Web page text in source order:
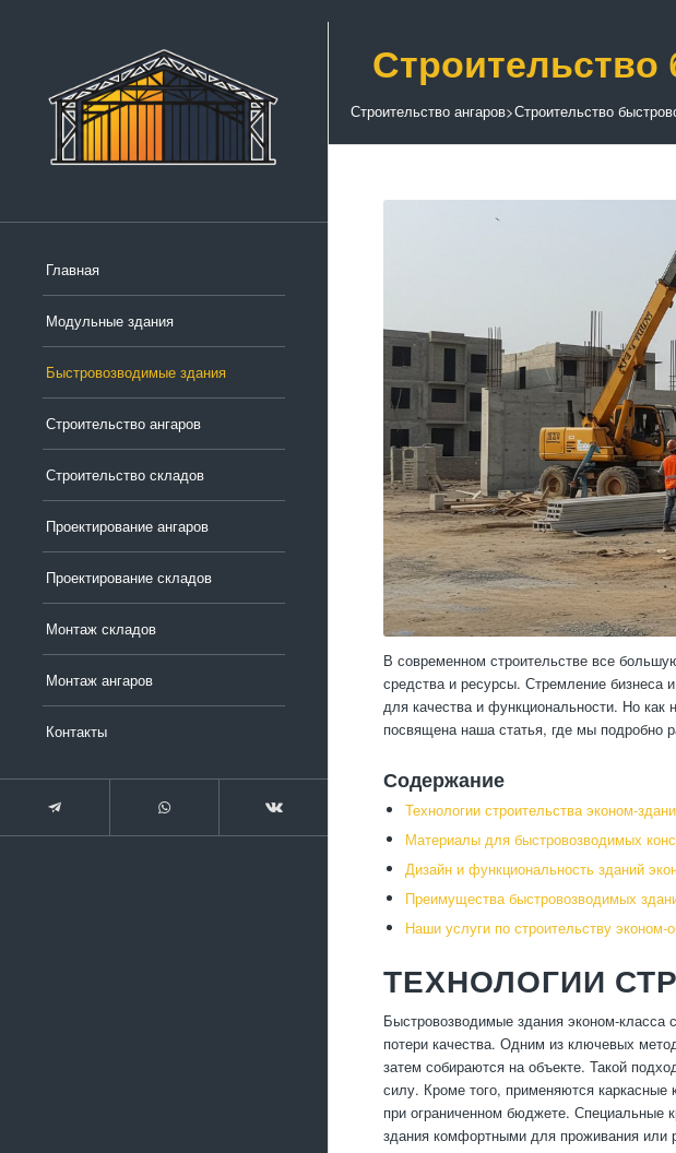
Главная
Модульные здания
Быстровозводимые здания
Строительство ангаров
Строительство складов
Проектирование ангаров
Проектирование складов
Монтаж складов
Монтаж ангаров
Контакты
Строительство ангаров>Строительство
В современном строительстве все
средства и ресурсы. Стремление бизнеса
для качества и функциональности. Но
посвящена наша статья, где мы подробно
Содержание
Технологии строительства эконом-
Материалы для быстровозводимых
Дизайн и функциональность зданий
Преимущества быстровозводимых
Наши услуги по строительству эконом-
ТЕХНОЛОГИИ
Быстровозводимые здания эконом-класса
потери качества. Одним из ключевых
затем собираются на объекте. Такой
силу. Кроме того, применяются каркасные
при ограниченном бюджете. Специальные
здания комфортными для проживания или